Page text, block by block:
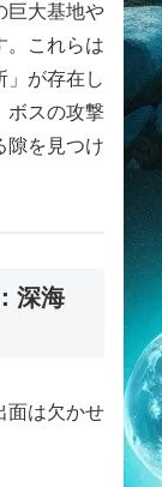
巨大基地や
。これらは
」が存在し
ボスの攻撃
隙を見つけ
深海
面は欠かせ